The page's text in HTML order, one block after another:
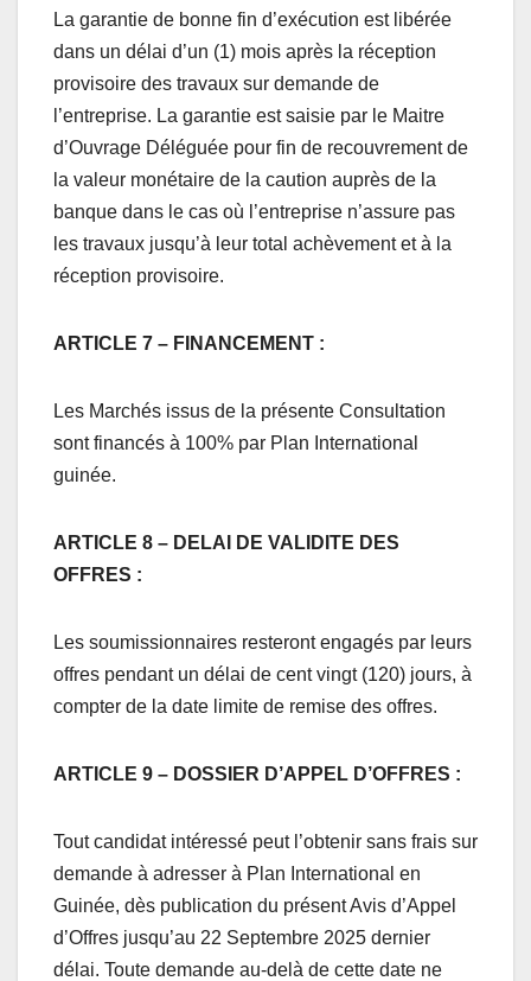
La garantie de bonne fin d’exécution est libérée
dans un délai d’un (1) mois après la réception
provisoire des travaux sur demande de
l’entreprise. La garantie est saisie par le Maitre
d’Ouvrage Déléguée pour fin de recouvrement de
la valeur monétaire de la caution auprès de la
banque dans le cas où l’entreprise n’assure pas
les travaux jusqu’à leur total achèvement et à la
réception provisoire.
ARTICLE 7 – FINANCEMENT :
Les Marchés issus de la présente Consultation
sont financés à 100% par Plan International
guinée.
ARTICLE 8 – DELAI DE VALIDITE DES
OFFRES :
Les soumissionnaires resteront engagés par leurs
offres pendant un délai de cent vingt (120) jours, à
compter de la date limite de remise des offres.
ARTICLE 9 – DOSSIER D’APPEL D’OFFRES :
Tout candidat intéressé peut l’obtenir sans frais sur
demande à adresser à Plan International en
Guinée, dès publication du présent Avis d’Appel
d’Offres jusqu’au 22 Septembre 2025 dernier
délai. Toute demande au-delà de cette date ne